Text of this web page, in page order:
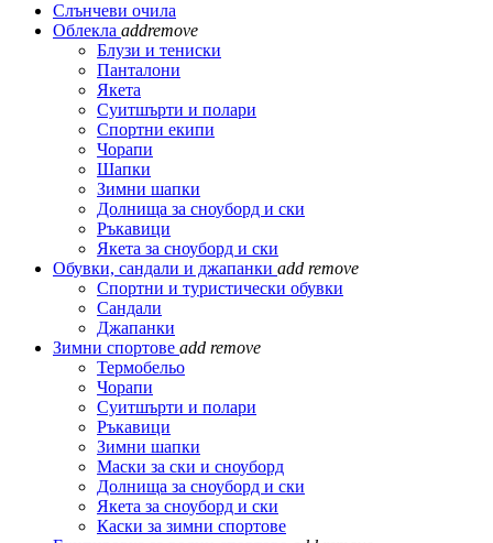
Слънчеви очила
Облекла addremove
Блузи и тениски
Панталони
Якета
Суитшърти и полари
Спортни екипи
Чорапи
Шапки
Зимни шапки
Долнища за сноуборд и ски
Ръкавици
Якета за сноуборд и ски
Обувки, сандали и джапанки add remove
Спортни и туристически обувки
Сандали
Джапанки
Зимни спортове add remove
Термобельо
Чорапи
Суитшърти и полари
Ръкавици
Зимни шапки
Маски за ски и сноуборд
Долнища за сноуборд и ски
Якета за сноуборд и ски
Каски за зимни спортове